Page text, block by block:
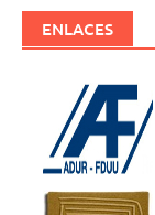
ENLACES